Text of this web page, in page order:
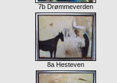
7b Drømmeverden
8a Hesteven